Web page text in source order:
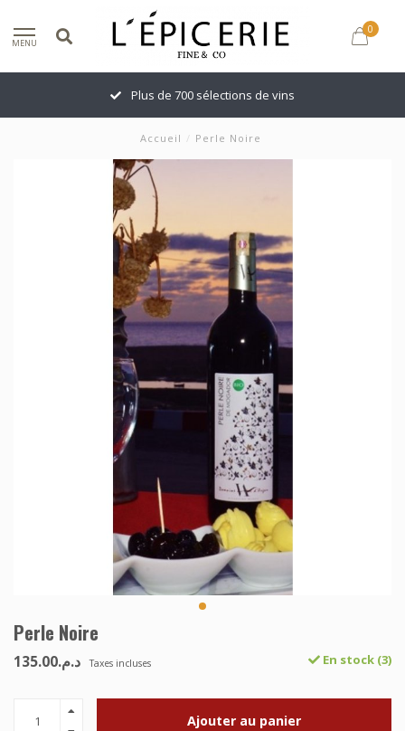
MENU
0
Plus de 700 sélections de vins
Accueil / Perle Noire
Perle Noire
د.م.135.00 Taxes incluses En stock (3)
Ajouter au panier